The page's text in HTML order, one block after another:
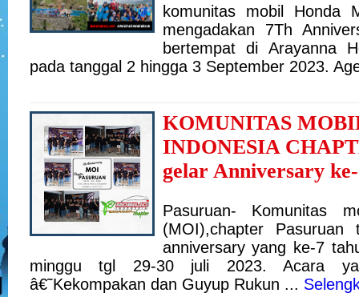
komunitas mobil Honda
mengadakan 7Th
bertempat di Arayanna
pada tanggal 2 hingga 3 September 2023.
KOMUNITAS
INDONESIA
gelar Anniversary
Pasuruan- Komunitas
(MOI),chapter Pasuruan
anniversary yang ke-7
minggu tgl 29-30 juli 2023. Acara
â€˜Kekompakan dan Guyup Rukun ...